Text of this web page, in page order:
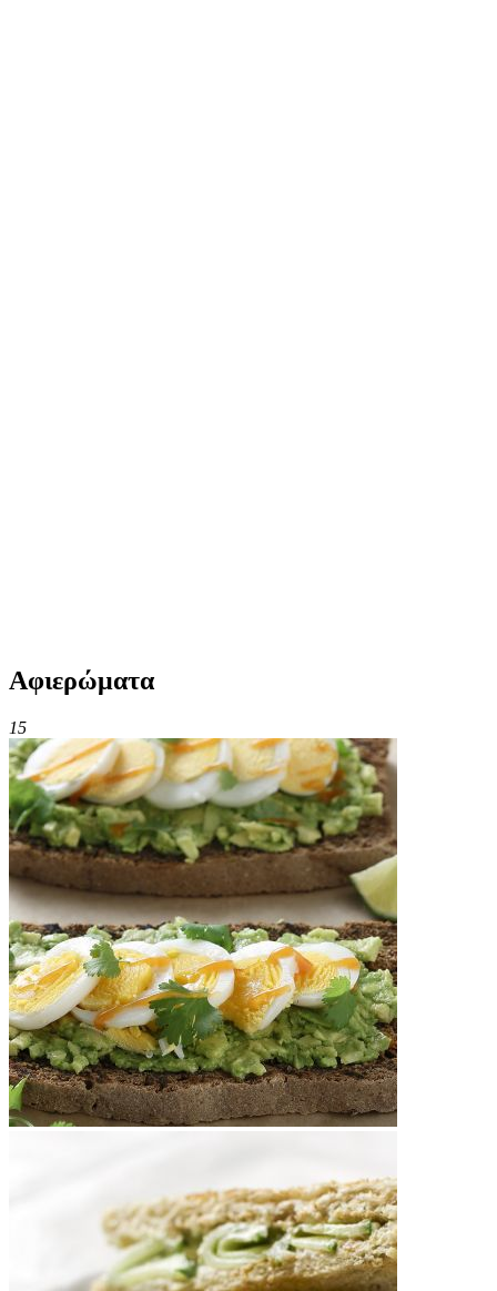
Αφιερώματα
15